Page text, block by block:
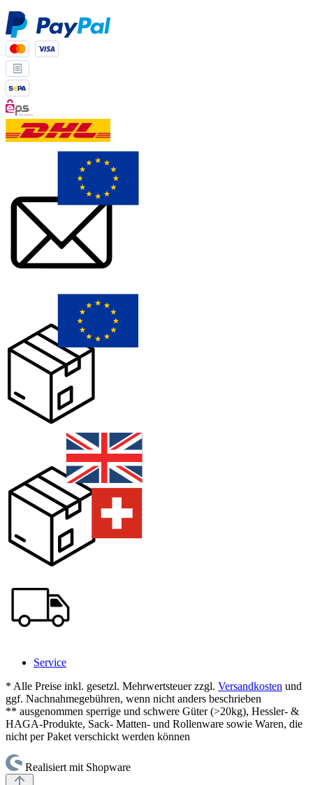
Service
* Alle Preise inkl. gesetzl. Mehrwertsteuer zzgl. Versandkosten und
ggf. Nachnahmegebühren, wenn nicht anders beschrieben
** ausgenommen sperrige und schwere Güter (>20kg), Hessler- &
HAGA-Produkte, Sack- Matten- und Rollenware sowie Waren, die
nicht per Paket verschickt werden können
Realisiert mit Shopware